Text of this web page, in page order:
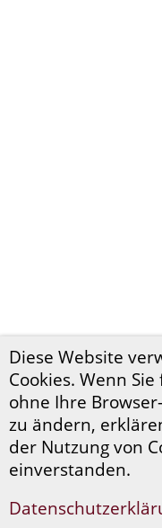
Diese Website
Cookies. Wenn
ohne Ihre
zu ändern,
der Nutzung von
einverstanden.